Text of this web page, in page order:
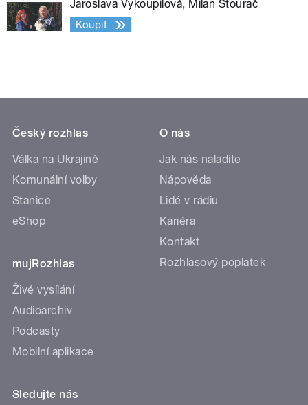
Jaroslava Vykoupilová, Milan Štourač
Koupit
Český rozhlas
Válka na Ukrajině
Komunální volby
Stanice
eShop
mujRozhlas
Živé vysílání
Audioarchiv
Podcasty
Mobilní aplikace
O nás
Jak nás naladíte
Nápověda
Lidé v rádiu
Kariéra
Kontakt
Rozhlasový poplatek
Sledujte nás